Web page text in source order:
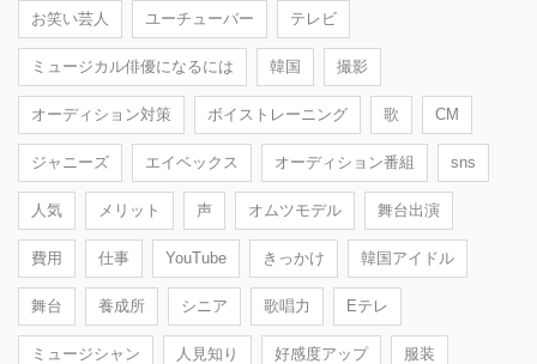
お笑い芸人 ユーチューバー テレビ
ミュージカル俳優になるには 韓国 撮影
オーディション対策 ボイストレーニング 歌 CM
ジャニーズ エイベックス オーディション番組 sns
人気 メリット 声 オムツモデル 舞台出演
費用 仕事 YouTube きっかけ 韓国アイドル
舞台 養成所 シニア 歌唱力 Eテレ
ミュージシャン 人見知り 好感度アップ 服装